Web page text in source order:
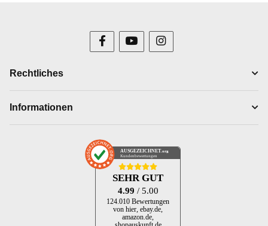
Rechtliches
Informationen
AUSGEZEICHNET .org
Kundenbewertungen
SEHR GUT
4.99 / 5.00
124.010 Bewertungen
von hier, ebay.de,
amazon.de,